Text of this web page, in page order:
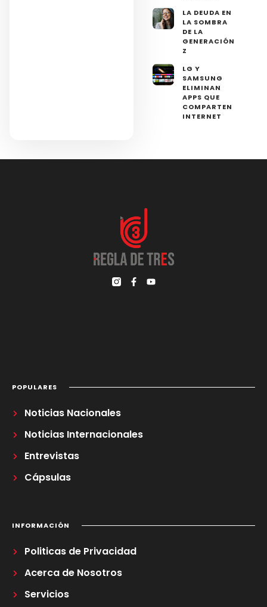
LA DEUDA EN
LA SOMBRA
DE LA
GENERACIÓN
Z
LG Y
SAMSUNG
ELIMINAN
APPS QUE
COMPARTEN
INTERNET
POPULARES
Noticias Nacionales
Noticias Internacionales
Entrevistas
Cápsulas
INFORMACIÓN
Politicas de Privacidad
Acerca de Nosotros
Servicios